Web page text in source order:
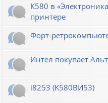
К580 в
принтере
Форт-
Интел покупает
i8253 (K580ВИ53)